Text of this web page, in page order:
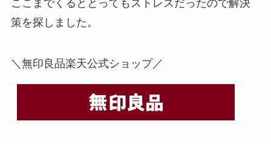
ここまでくるととってもストレスだったので解決
策を探しました。
＼無印良品楽天公式ショップ／